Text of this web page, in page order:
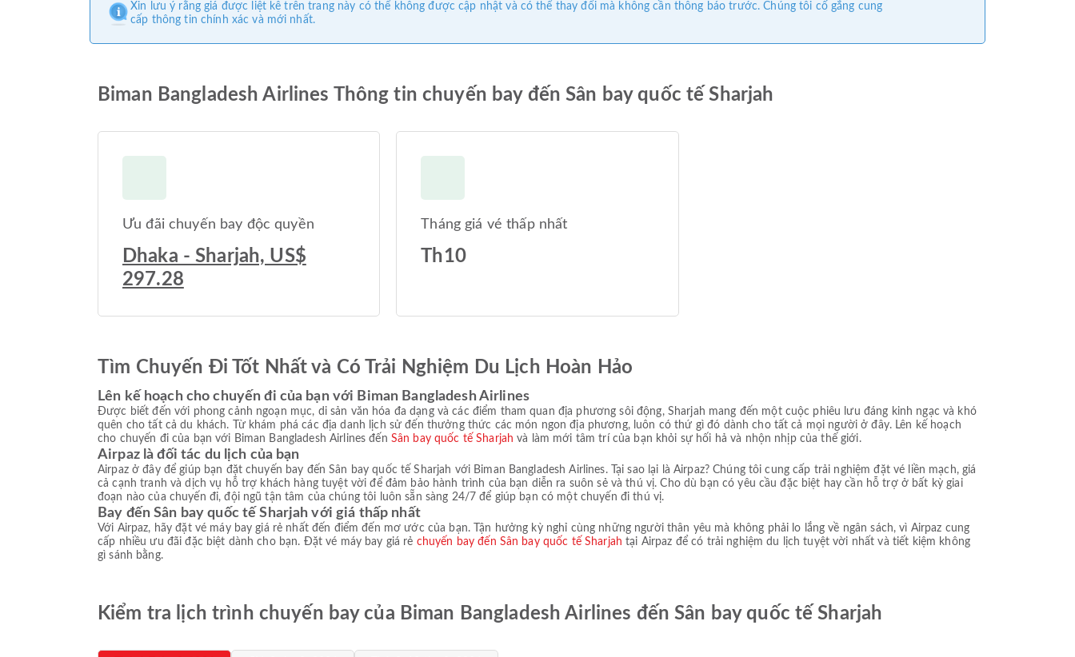
Xin lưu ý rằng giá được liệt kê trên trang này có thể không được cập nhật và có thể thay đổi mà không cần thông báo trước. Chúng tôi cố gắng cung
cấp thông tin chính xác và mới nhất.
Biman Bangladesh Airlines Thông tin chuyến bay đến Sân bay quốc tế Sharjah
Ưu đãi chuyến bay độc quyền
Dhaka - Sharjah, US$
297.28
Tháng giá vé thấp nhất
Th10
Tìm Chuyến Đi Tốt Nhất và Có Trải Nghiệm Du Lịch Hoàn Hảo
Lên kế hoạch cho chuyến đi của bạn với Biman Bangladesh Airlines
Được biết đến với phong cảnh ngoạn mục, di sản văn hóa đa dạng và các điểm tham quan địa phương sôi động, Sharjah mang đến một cuộc phiêu lưu đáng kinh ngạc và khó
quên cho tất cả du khách. Từ khám phá các địa danh lịch sử đến thưởng thức các món ngon địa phương, luôn có thứ gì đó dành cho tất cả mọi người ở đây. Lên kế hoạch
cho chuyến đi của bạn với Biman Bangladesh Airlines đến Sân bay quốc tế Sharjah và làm mới tâm trí của bạn khỏi sự hối hả và nhộn nhịp của thế giới.
Airpaz là đối tác du lịch của bạn
Airpaz ở đây để giúp bạn đặt chuyến bay đến Sân bay quốc tế Sharjah với Biman Bangladesh Airlines. Tại sao lại là Airpaz? Chúng tôi cung cấp trải nghiệm đặt vé liền mạch, giá
cả cạnh tranh và dịch vụ hỗ trợ khách hàng tuyệt vời để đảm bảo hành trình của bạn diễn ra suôn sẻ và thú vị. Cho dù bạn có yêu cầu đặc biệt hay cần hỗ trợ ở bất kỳ giai
đoạn nào của chuyến đi, đội ngũ tận tâm của chúng tôi luôn sẵn sàng 24/7 để giúp bạn có một chuyến đi thú vị.
Bay đến Sân bay quốc tế Sharjah với giá thấp nhất
Với Airpaz, hãy đặt vé máy bay giá rẻ nhất đến điểm đến mơ ước của bạn. Tận hưởng kỳ nghỉ cùng những người thân yêu mà không phải lo lắng về ngân sách, vì Airpaz cung
cấp nhiều ưu đãi đặc biệt dành cho bạn. Đặt vé máy bay giá rẻ chuyến bay đến Sân bay quốc tế Sharjah tại Airpaz để có trải nghiệm du lịch tuyệt vời nhất và tiết kiệm không
gì sánh bằng.
Kiểm tra lịch trình chuyến bay của Biman Bangladesh Airlines đến Sân bay quốc tế Sharjah